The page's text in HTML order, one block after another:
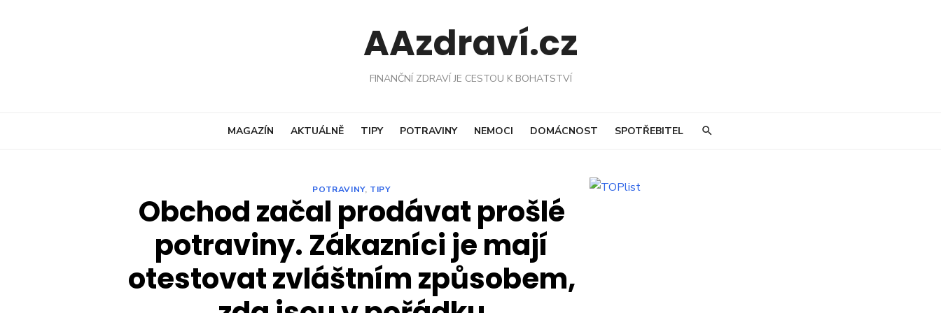
AAzdraví.cz
FINANČNÍ ZDRAVÍ JE CESTOU K BOHATSTVÍ
MAGAZÍN AKTUÁLNĚ TIPY POTRAVINY NEMOCI DOMÁCNOST SPOTŘEBITEL
POTRAVINY, TIPY
Obchod začal prodávat prošlé
potraviny. Zákazníci je mají
otestovat zvláštním způsobem,